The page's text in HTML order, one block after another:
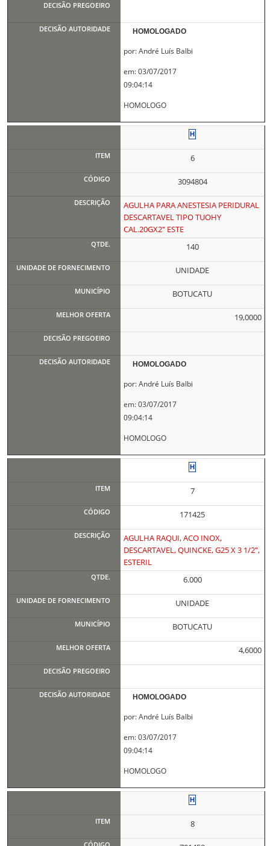
HOMOLOGADO
por: André Luís Balbi
em: 03/07/2017
09:04:14
HOMOLOGO
6
3094804
AGULHA PARA ANESTESIA PERIDURAL
DESCARTAVEL TIPO TUOHY
CAL.20GX2" ESTE
140
UNIDADE
BOTUCATU
19,0000
HOMOLOGADO
por: André Luís Balbi
em: 03/07/2017
09:04:14
HOMOLOGO
7
171425
AGULHA RAQUI, ACO INOX,
DESCARTAVEL, QUINCKE, G25 X 3 1/2",
ESTERIL
6.000
UNIDADE
BOTUCATU
4,6000
HOMOLOGADO
por: André Luís Balbi
em: 03/07/2017
09:04:14
HOMOLOGO
8